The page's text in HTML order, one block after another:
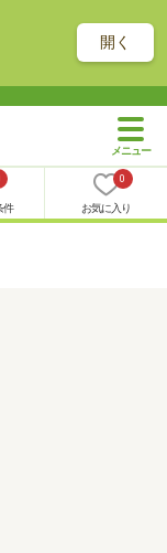
開く
件
0
お気に入り